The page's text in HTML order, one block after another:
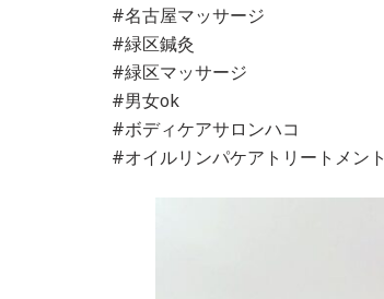
#名古屋マッサージ
#緑区鍼灸
#緑区マッサージ
#男女ok
#ボディケアサロンハコ
#オイルリンパケアトリートメント